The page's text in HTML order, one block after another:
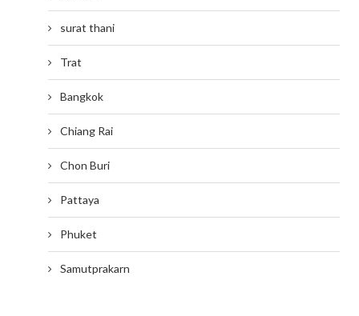
surat thani
Trat
Bangkok
Chiang Rai
Chon Buri
Pattaya
Phuket
Samutprakarn